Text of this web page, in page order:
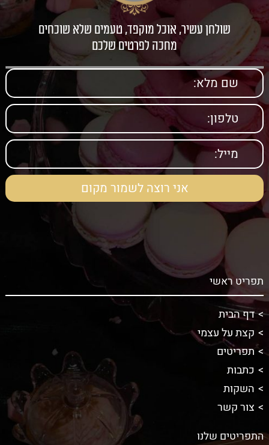
שולחן עשיר, אוכל מוקפד, טעמים שלא שוכחים
מחכה לפרטים שלכם
תפריט ראשי
דף הבית
קצת על עצמי
תפריטים
כתבות
השקות
צור קשר
התפריטים שלנו